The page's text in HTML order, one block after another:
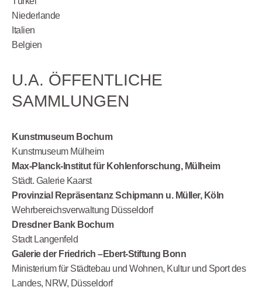
Niederlande
Italien
Belgien
U.A. ÖFFENTLICHE
SAMMLUNGEN
Kunstmuseum Bochum
Kunstmuseum Mülheim
Max-Planck-Institut für Kohlenforschung, Mülheim
Städt. Galerie Kaarst
Provinzial Repräsentanz Schipmann u. Müller, Köln
Wehrbereichsverwaltung Düsseldorf
Dresdner Bank Bochum
Stadt Langenfeld
Galerie der Friedrich –Ebert-Stiftung Bonn
Ministerium für Städtebau und Wohnen, Kultur und Sport des
Landes, NRW, Düsseldorf